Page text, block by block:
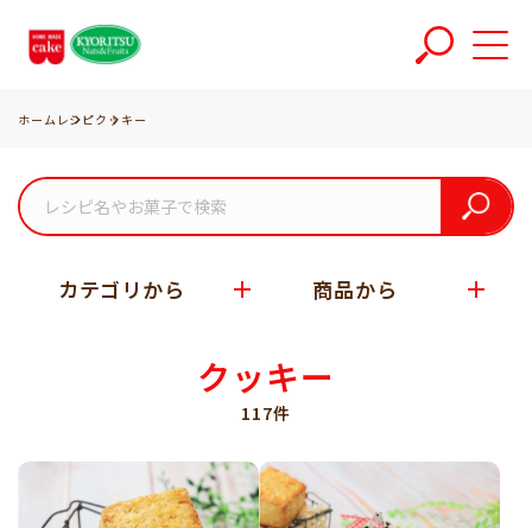
ホーム レシピクッキー
カテゴリから 商品から
クッキー
117件